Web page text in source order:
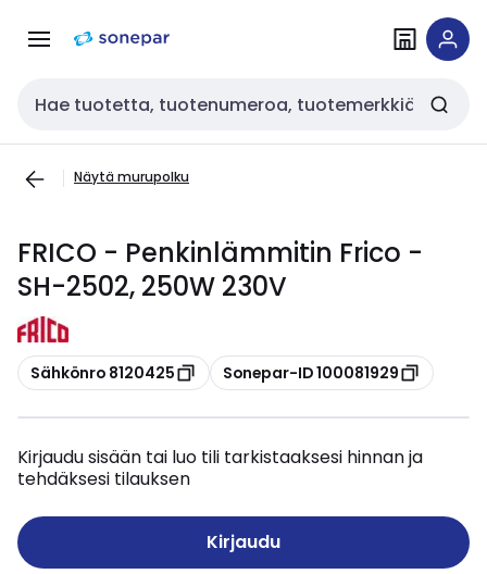
navigointiinsisältöön
Haku
Näytä murupolku
FRICO - Penkinlämmitin Frico -
SH-2502, 250W 230V
Kopioi
Sähkönro 8120425 Kopioi
Sonepar-ID 100081929
Kirjaudu sisään tai luo tili tarkistaaksesi hinnan ja
tehdäksesi tilauksen
Kirjaudu